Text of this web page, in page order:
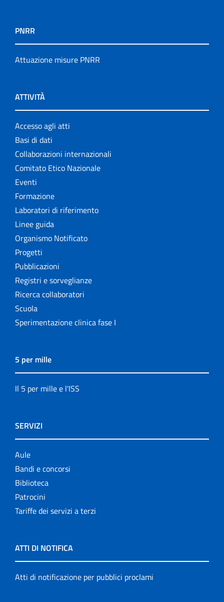
PNRR
Attuazione misure PNRR
ATTIVITÀ
Accesso agli atti
Basi di dati
Collaborazioni internazionali
Comitato Etico Nazionale
Eventi
Formazione
Laboratori di riferimento
Linee guida
Organismo Notificato
Progetti
Pubblicazioni
Registri e sorveglianze
Ricerca collaboratori
Scuola
Sperimentazione clinica fase I
5 per mille
Il 5 per mille e l'ISS
SERVIZI
Aule
Bandi e concorsi
Biblioteca
Patrocini
Tariffe dei servizi a terzi
ATTI DI NOTIFICA
Atti di notificazione per pubblici proclami